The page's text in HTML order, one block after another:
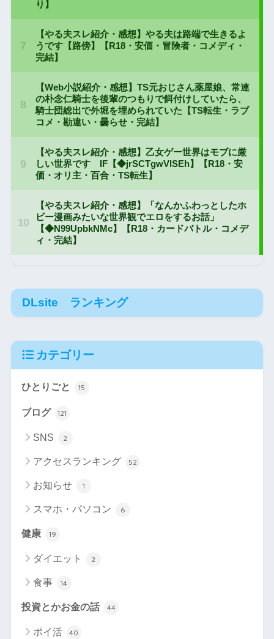
DLsite ランキング
カテゴリー
ひとりごと 15
ブログ 121
SNS 2
アクセスランキング 52
お知らせ 1
スマホ・パソコン 6
健康 19
ダイエット 2
食事 14
投資とかお金の話 44
ポイ活 40